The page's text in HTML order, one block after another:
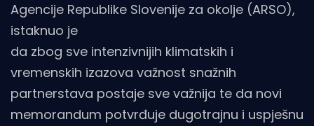
Agencije Republike Slovenije za okolje (ARSO),
istaknuo je
da zbog sve intenzivnijih klimatskih i
vremenskih izazova važnost snažnih
partnerstava postaje sve važnija te da novi
memorandum potvrđuje dugotrajnu i uspješnu